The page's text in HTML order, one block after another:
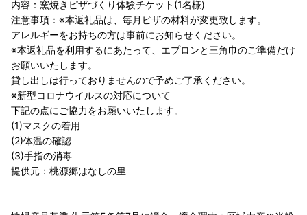
内容：窯焼きピザづくり体験チケット(1名様)
注意事項：※本返礼品は、毎月ピザの材料が変更致します。
アレルギーをお持ちの方は事前にお知らせください。
※本返礼品を利用するにあたって、エプロンと三角巾のご準備だけ
お願いいたします。
貸し出しは行っておりませんので予めご了承ください。
※新型コロナウイルスの対応について
下記の点にご協力をお願いいたします。
(1)マスクの着用
(2)体温の確認
(3)手指の消毒
提供元：桃源郷はなしの里